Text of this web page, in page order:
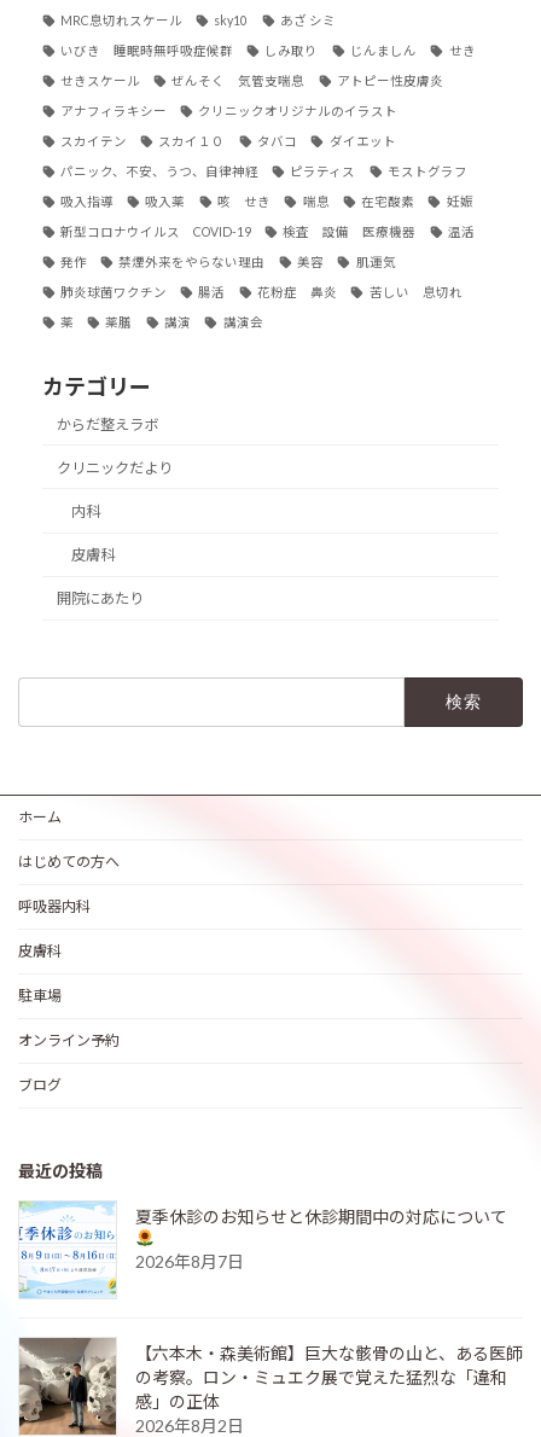
MRC息切れスケール sky10 あざ シミ
いびき 睡眠時無呼吸症候群 しみ取り じんましん せき
せきスケール ぜんそく 気管支喘息 アトピー性皮膚炎
アナフィラキシー クリニックオリジナルのイラスト
スカイテン スカイ１０ タバコ ダイエット
パニック、不安、うつ、自律神経 ピラティス モストグラフ
吸入指導 吸入薬 咳 せき 喘息 在宅酸素 妊娠
新型コロナウイルス COVID-19 検査 設備 医療機器 温活
発作 禁煙外来をやらない理由 美容 肌運気
肺炎球菌ワクチン 腸活 花粉症 鼻炎 苦しい 息切れ
薬 薬膳 講演 講演会
カテゴリー
からだ整えラボ
クリニックだより
内科
皮膚科
開院にあたり
ホーム
はじめての方へ
呼吸器内科
皮膚科
駐車場
オンライン予約
ブログ
最近の投稿
夏季休診のお知らせと休診期間中の対応について
2026年8月7日
【六本木・森美術館】巨大な骸骨の山と、ある医師
の考察。ロン・ミュエク展で覚えた猛烈な「違和
感」の正体
2026年8月2日